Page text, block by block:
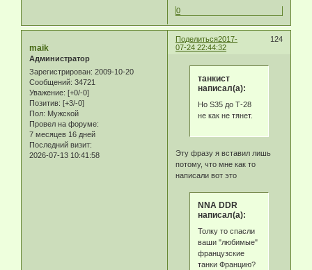
0
Поделиться 124
2017-
07-24 22:44:32
maik
Администратор
Зарегистрирован: 2009-10-20
Сообщений: 34721
Уважение: [+0/-0]
Позитив: [+3/-0]
Пол: Мужской
Провел на форуме:
7 месяцев 16 дней
Последний визит:
2026-07-13 10:41:58
танкист
написал(а):
Но S35 до Т-28
не как не тянет.
Эту фразу я вставил лишь
потому, что мне как то
написали вот это
NNA DDR
написал(а):
Толку то спасли
ваши "любимые"
французские
танки Францию?